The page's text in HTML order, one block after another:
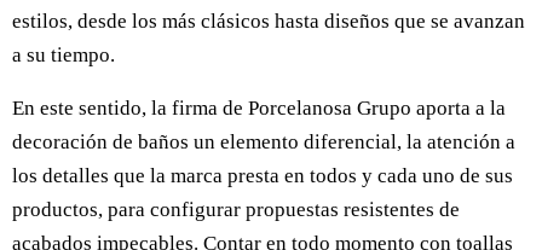
estilos, desde los más clásicos hasta diseños que se avanzan
a su tiempo.
En este sentido, la firma de Porcelanosa Grupo aporta a la
decoración de baños un elemento diferencial, la atención a
los detalles que la marca presta en todos y cada uno de sus
productos, para configurar propuestas resistentes de
acabados impecables. Contar en todo momento con toallas